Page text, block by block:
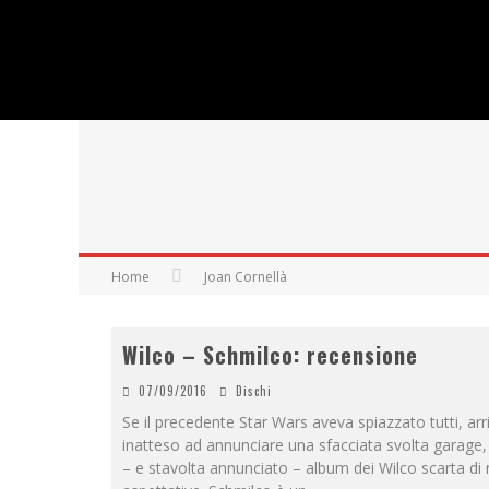
Home Joan Cornellà
Wilco – Schmilco: recensione
07/09/2016 Dischi
Se il precedente Star Wars aveva spiazzato tutti,
inatteso ad annunciare una sfacciata svolta
– e stavolta annunciato – album dei Wilco scarta di